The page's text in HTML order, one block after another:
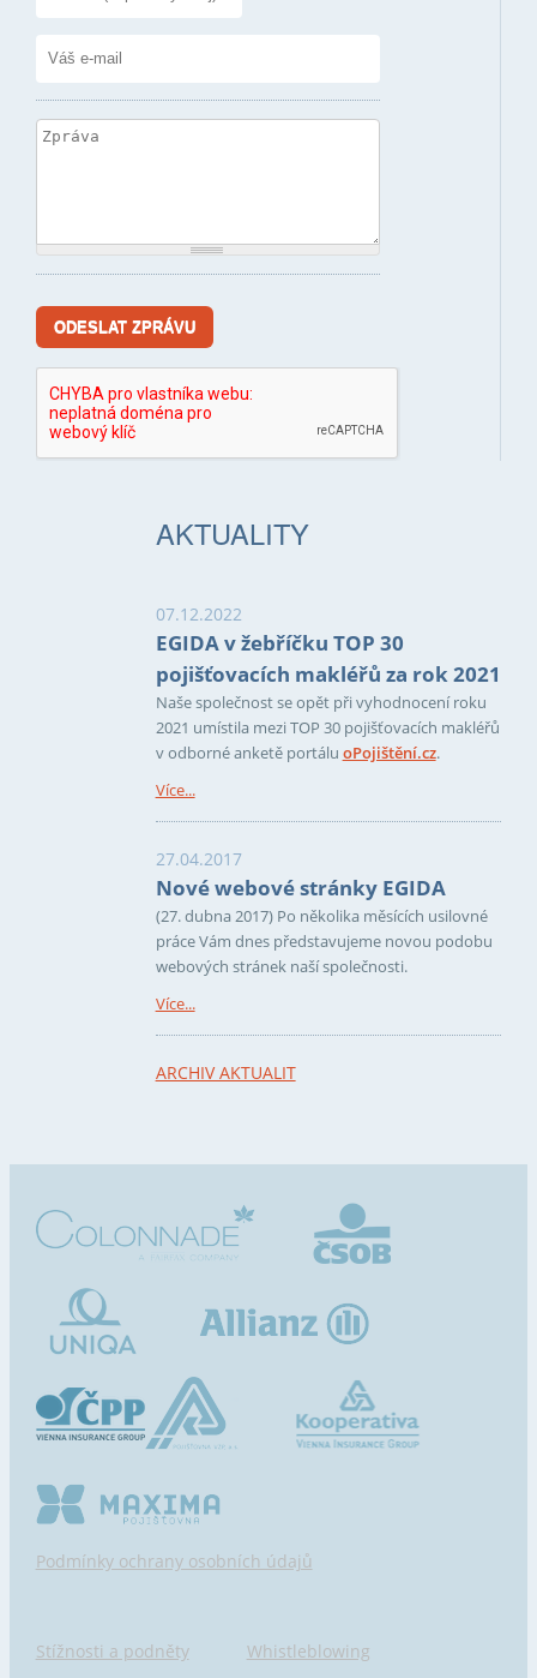
Vaše e-mailová adresa
Zpráva*
AKTUALITY
07.12.2022
EGIDA v žebříčku TOP 30
pojišťovacích makléřů za rok 2021
Naše společnost se opět při vyhodnocení roku
2021 umístila mezi TOP 30 pojišťovacích makléřů
v odborné anketě portálu oPojištění.cz.
Více...
27.04.2017
Nové webové stránky EGIDA
(27. dubna 2017) Po několika měsících usilovné
práce Vám dnes představujeme novou podobu
webových stránek naší společnosti.
Více...
ARCHIV AKTUALIT
Podmínky ochrany osobních údajů
Stížnosti a podněty Whistleblowing